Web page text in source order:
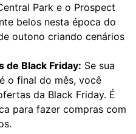
Park e o Prospect
belos nesta época do
outono criando cenários
de Black Friday: Se sua
o final do mês, você
da Black Friday. É
para fazer compras com